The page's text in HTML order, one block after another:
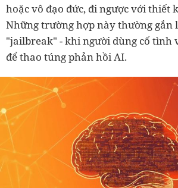
hoặc vô đạo đức, đi ngược với thiết
Những trường hợp này thường gắn
"jailbreak" - khi người dùng cố tình
để thao túng phản hồi AI.